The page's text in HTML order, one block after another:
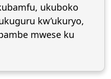
ukuboko
kw’ukuryo,
mwese ku